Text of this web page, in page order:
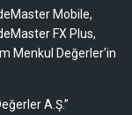
Mobile,
FX Plus,
Menkul Değerler'in
A.Ş.”